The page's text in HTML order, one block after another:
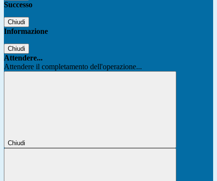
Successo
Chiudi
Informazione
Chiudi
Attendere...
Attendere il completamento dell'operazione...
Chiudi